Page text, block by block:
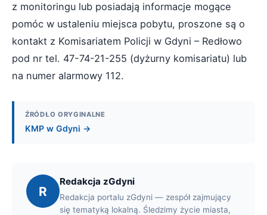
z monitoringu lub posiadają informacje mogące
pomóc w ustaleniu miejsca pobytu, proszone są o
kontakt z Komisariatem Policji w Gdyni – Redłowo
pod nr tel. 47-74-21-255 (dyżurny komisariatu) lub
na numer alarmowy 112.
ŹRÓDŁO ORYGINALNE
KMP w Gdyni →
R
Redakcja zGdyni
Redakcja portalu zGdyni — zespół zajmujący
się tematyką lokalną. Śledzimy życie miasta,